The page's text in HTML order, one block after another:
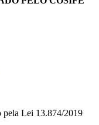
pela Lei 13.874/2019